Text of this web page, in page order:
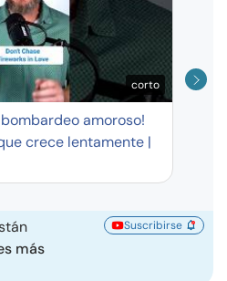
corto
bombardeo amoroso!
crece lentamente |
más
Suscribirse